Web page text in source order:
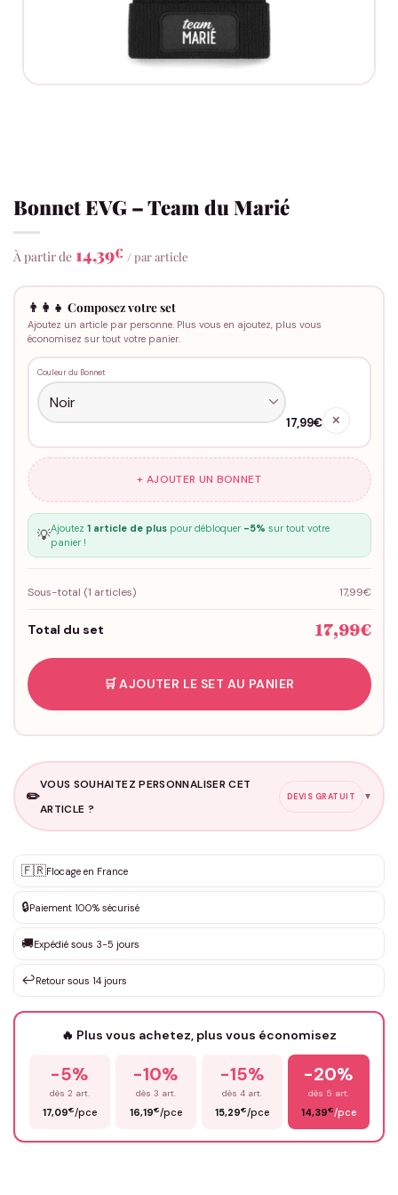
Bonnet EVG – Team du Marié
À partir de 14,39€ / par article
👨‍👩‍👧 Composez votre set
Ajoutez un article par personne. Plus vous en ajoutez, plus vous
économisez sur tout votre panier.
Couleur du Bonnet
17,99€ ✕
+ AJOUTER UN BONNET
💡Ajoutez 1 article de pluspour débloquer -5% sur tout votre
panier !
Sous-total (1 articles) 17,99€
Total du set 17,99€
🛒 AJOUTER LE SET AU PANIER
✏️
VOUS SOUHAITEZ PERSONNALISER CET
ARTICLE ?
DEVIS GRATUIT ▼
✨ Personnalisation sur mesure
DEVIS GRATUIT · Personnalisation de 3 à 10€ selon la demande
Que souhaitez-vous ?*
Votre texte / idée*
Prénom*
🇫🇷Flocage en France
🔒Paiement 100% sécurisé
🚚Expédié sous 3-5 jours
↩️Retour sous 14 jours
🔥 Plus vous achetez, plus vous économisez
-5%
dès 2 art.
17,09€/pce
-10%
dès 3 art.
16,19€/pce
-15%
dès 4 art.
15,29€/pce
-20%
dès 5 art.
14,39€/pce